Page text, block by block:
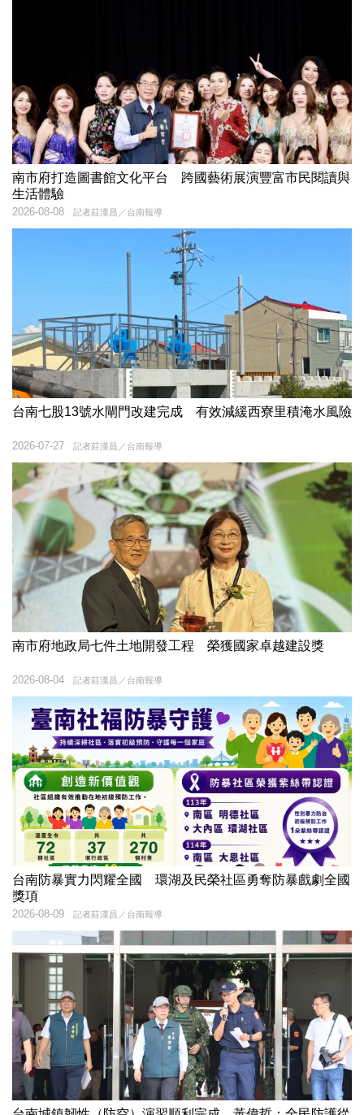
南市府打造圖書館文化平台 跨國藝術展演豐富市民閱讀與
生活體驗
記者莊漢昌／台南報導
2026-08-08
台南七股13號水閘門改建完成 有效減緩西寮里積淹水風險
記者莊漢昌／台南報導
2026-07-27
南市府地政局七件土地開發工程 榮獲國家卓越建設獎
記者莊漢昌／台南報導
2026-08-04
台南防暴實力閃耀全國 環湖及民榮社區勇奪防暴戲劇全國
獎項
記者莊漢昌／台南報導
2026-08-09